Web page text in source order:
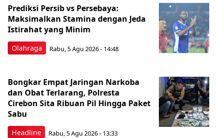
Olahraga
Prediksi Persib vs Persebaya:
Maksimalkan Stamina dengan Jeda
Istirahat yang Minim
Rabu, 5 Agu 2026 - 14:48
Headline
Bongkar Empat Jaringan Narkoba
dan Obat Terlarang, Polresta
Cirebon Sita Ribuan Pil Hingga Paket
Sabu
Rabu, 5 Agu 2026 - 13:33